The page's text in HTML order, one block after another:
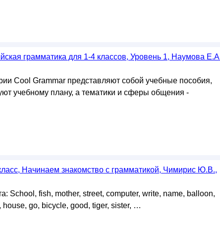
грамматика для 1-4 классов, Уровень 1, Наумова Е.А.,
Cool Grammar представляют собой учебные пособия,
учебному плану, а тематики и сферы общения -
Начинаем знакомство с грамматикой, Чимирис Ю.В.,
School, fish, mother, street, computer, write, name, balloon,
go, bicycle, good, tiger, sister, …